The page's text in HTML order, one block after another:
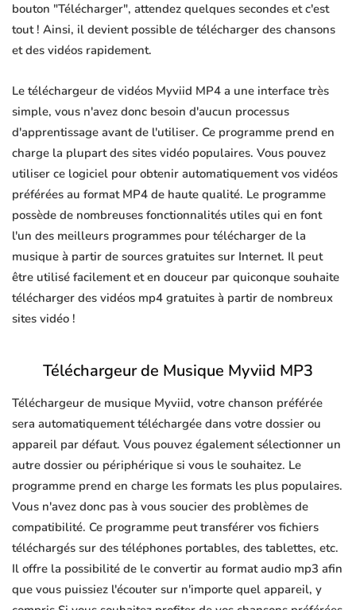
bouton "Télécharger", attendez quelques secondes et c'est
tout ! Ainsi, il devient possible de télécharger des chansons
et des vidéos rapidement.
Le téléchargeur de vidéos Myviid MP4 a une interface très
simple, vous n'avez donc besoin d'aucun processus
d'apprentissage avant de l'utiliser. Ce programme prend en
charge la plupart des sites vidéo populaires. Vous pouvez
utiliser ce logiciel pour obtenir automatiquement vos vidéos
préférées au format MP4 de haute qualité. Le programme
possède de nombreuses fonctionnalités utiles qui en font
l'un des meilleurs programmes pour télécharger de la
musique à partir de sources gratuites sur Internet. Il peut
être utilisé facilement et en douceur par quiconque souhaite
télécharger des vidéos mp4 gratuites à partir de nombreux
sites vidéo !
Téléchargeur de Musique Myviid MP3
Téléchargeur de musique Myviid, votre chanson préférée
sera automatiquement téléchargée dans votre dossier ou
appareil par défaut. Vous pouvez également sélectionner un
autre dossier ou périphérique si vous le souhaitez. Le
programme prend en charge les formats les plus populaires.
Vous n'avez donc pas à vous soucier des problèmes de
compatibilité. Ce programme peut transférer vos fichiers
téléchargés sur des téléphones portables, des tablettes, etc.
Il offre la possibilité de le convertir au format audio mp3 afin
que vous puissiez l'écouter sur n'importe quel appareil, y